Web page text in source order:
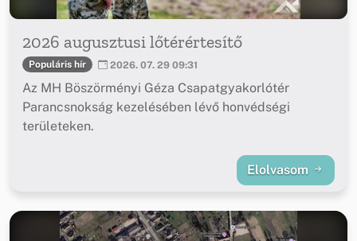
2026 augusztusi lőtérértesítő
Populáris hír 2026. 07. 29 09:31
Az MH Böszörményi Géza Csapatgyakorlótér
Parancsnokság kezelésében lévő honvédségi
területeken.
Elolvasom